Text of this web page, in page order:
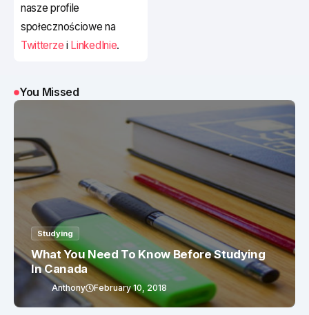
nasze profile
społecznościowe na
Twitterze i LinkedInie.
You Missed
Studying
What You Need To Know Before Studying
In Canada
Anthony February 10, 2018